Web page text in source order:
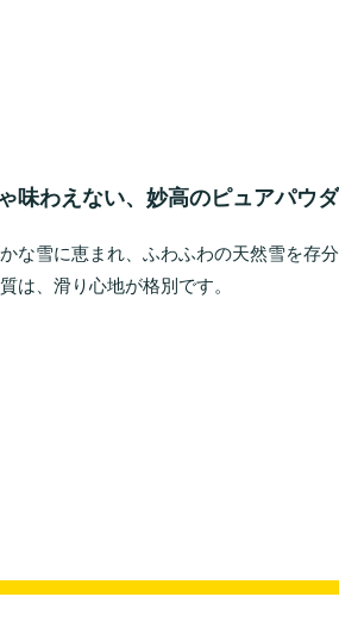
味わえない、妙高のピュアパウダ
な雪に恵まれ、ふわふわの天然雪を存
は、滑り心地が格別です。